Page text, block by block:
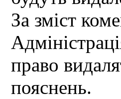
За зміст
право
пояснень.